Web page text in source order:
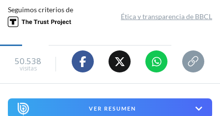
Seguimos criterios de
Ética y transparencia de BBCL
50.538
visitas
VER RESUMEN